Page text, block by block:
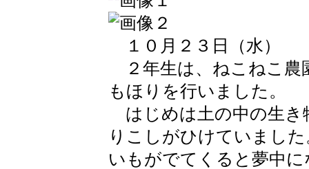
１０月２３日（水）
２年生は、ねこねこ農
もほりを行いました。
はじめは土の中の生き
りこしがひけていまし
いもがでてくると夢中